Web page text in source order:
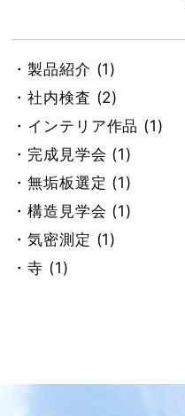
・設計 伊藤 (43)
・設計 福重 (21)
・設計 倉野 (17)
・総務 倉野 (50)
・設計 加藤 (3)
・総務 里見 (66)
・総務 佐原 (63)
・旧ブログ (575)
・製品紹介 (1)
・社内検査 (2)
・インテリア作品 (1)
・完成見学会 (1)
・無垢板選定 (1)
・構造見学会 (1)
・気密測定 (1)
・寺 (1)
・お知らせ (1)